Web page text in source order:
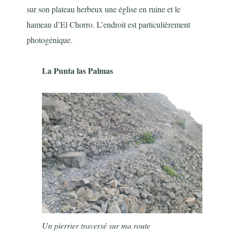
sur son plateau herbeux une église en ruine et le
hameau d’El Chorro. L’endroit est particulièrement
photogénique.
La Punta las Palmas
Un pierrier traversé sur ma route